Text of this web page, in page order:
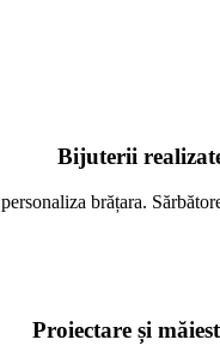
Bijuterii
brățara.
Proiectare și